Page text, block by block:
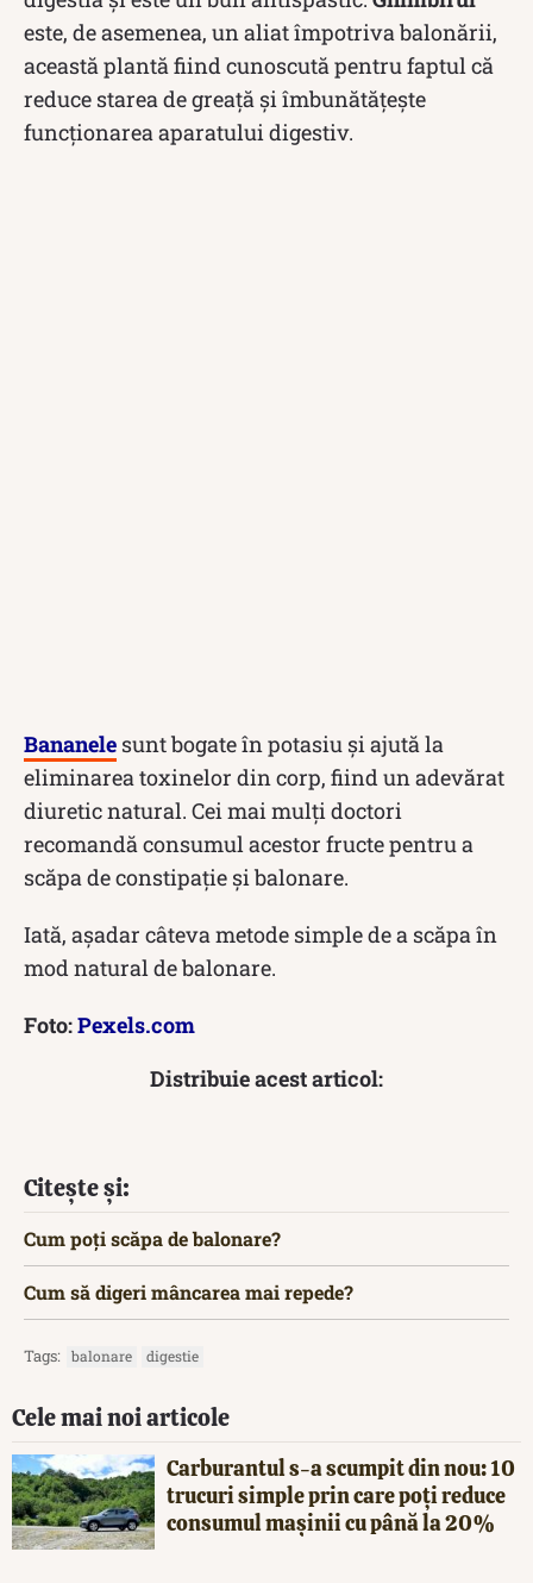
este, de asemenea, un aliat împotriva balonării,
această plantă fiind cunoscută pentru faptul că
reduce starea de greață și îmbunătățește
funcționarea aparatului digestiv.
Bananele sunt bogate în potasiu și ajută la
eliminarea toxinelor din corp, fiind un adevărat
diuretic natural. Cei mai mulți doctori
recomandă consumul acestor fructe pentru a
scăpa de constipație și balonare.
Iată, așadar câteva metode simple de a scăpa în
mod natural de balonare.
Foto:Pexels.com
Distribuie acest articol:
Citește și:
Cum poți scăpa de balonare?
Cum să digeri mâncarea mai repede?
Tags: balonare digestie
Cele mai noi articole
Carburantul s-a scumpit din nou: 10
trucuri simple prin care poți reduce
consumul mașinii cu până la 20%